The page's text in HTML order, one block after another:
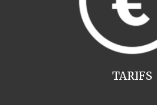
TARIFS